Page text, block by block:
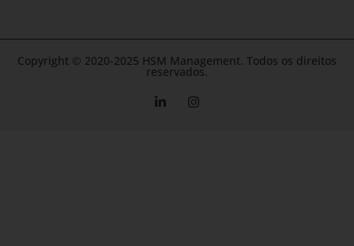
Copyright © 2020-2025 HSM Management. Todos os direitos
reservados.